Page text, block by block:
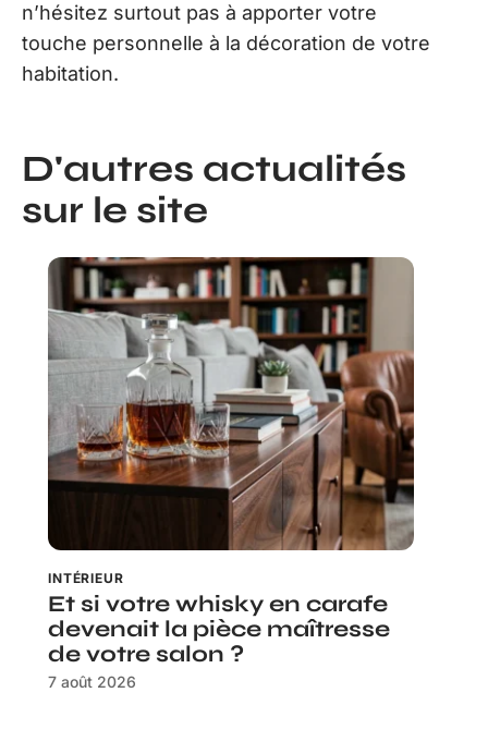
n’hésitez surtout pas à apporter votre
touche personnelle à la décoration de votre
habitation.
D'autres actualités
sur le site
INTÉRIEUR
Et si votre whisky en carafe
devenait la pièce maîtresse
de votre salon ?
7 août 2026